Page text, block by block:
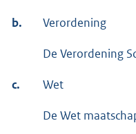
b. Verordening
De Verordening
c. Wet
De Wet